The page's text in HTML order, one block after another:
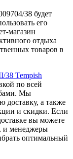
38 будет
его
магазин
отдыха
товаров в
38 Tempish
по всей
Мы
доставку, а также
и скидки. Если
вы можете
и менеджеры
оптимальный